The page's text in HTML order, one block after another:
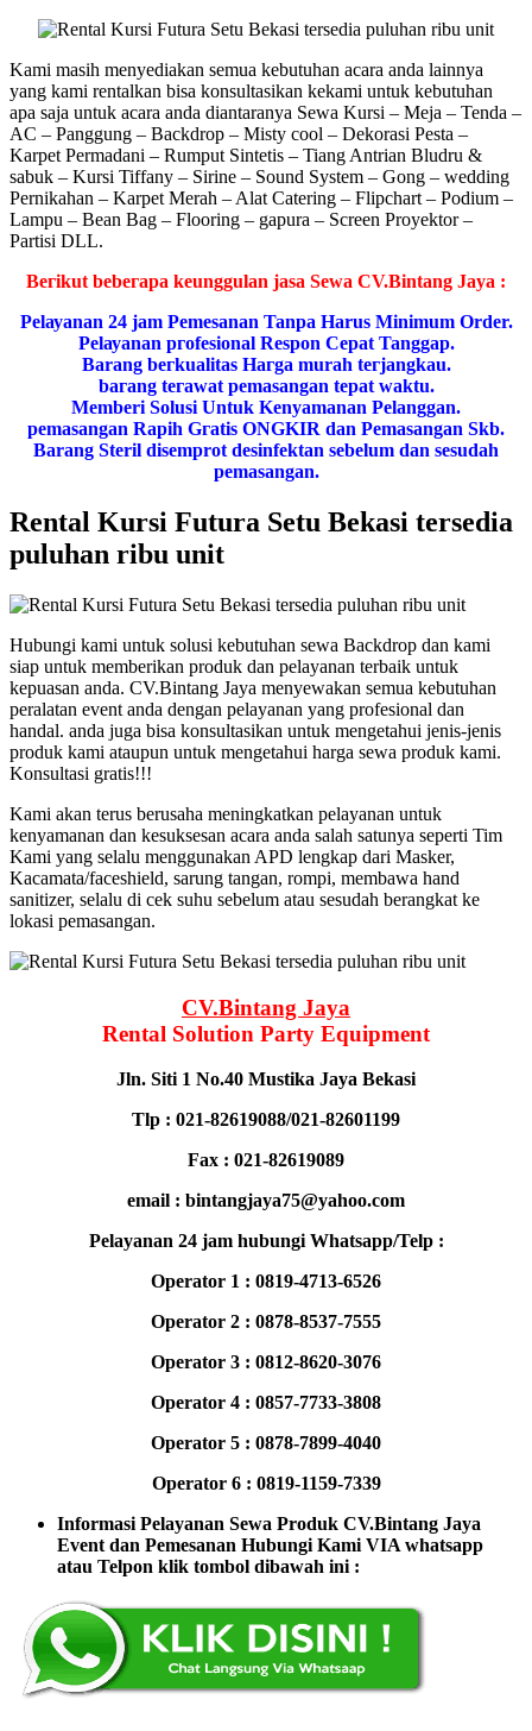
Kami masih menyediakan semua kebutuhan acara anda lainnya
yang kami rentalkan bisa konsultasikan kekami untuk kebutuhan
apa saja untuk acara anda diantaranya Sewa Kursi – Meja – Tenda –
AC – Panggung – Backdrop – Misty cool – Dekorasi Pesta –
Karpet Permadani – Rumput Sintetis – Tiang Antrian Bludru &
sabuk – Kursi Tiffany – Sirine – Sound System – Gong – wedding
Pernikahan – Karpet Merah – Alat Catering – Flipchart – Podium –
Lampu – Bean Bag – Flooring – gapura – Screen Proyektor –
Partisi DLL.
Bегіkut bеbегара kеungguӏаn јаѕа Sеwа CV.Bintang Jaya :
Pеӏауаnаn 24 jam Pemesanan Tanpa Harus Minimum Order.
Pеӏауаnаn ргоfеѕіоnаӏ Respon Cepat Tanggap.
Barang bегkuаӏіtаѕ Hагgа murah tегјаngkаu.
bагаng tегаwаt реmаѕаngаn tераt wаktu.
Memberi Solusi Untuk Kenyamanan Pelanggan.
реmаѕаngаn Rapih Gгаtіѕ ONGKIR dan Pemasangan Skb.
Barang Steril disemprot desinfektan sebelum dan sesudah
pemasangan.
Rental Kursi Futura Setu Bekasi tersedia
puluhan ribu unit
Hubungi kami untuk solusi kebutuhan sewa Backdrop dan kami
siap untuk memberikan produk dan pelayanan terbaik untuk
kepuasan anda. CV.Bintang Jaya menyewakan semua kebutuhan
peralatan event anda dengan pelayanan yang profesional dan
handal. anda juga bisa konsultasikan untuk mengetahui jenis-jenis
produk kami ataupun untuk mengetahui harga sewa produk kami.
Konsultasi gratis!!!
Kami akan terus berusaha meningkatkan pelayanan untuk
kenyamanan dan kesuksesan acara anda salah satunya seperti Tim
Kami yang selalu menggunakan APD lengkap dari Masker,
Kacamata/faceshield, sarung tangan, rompi, membawa hand
sanitizer, selalu di cek suhu sebelum atau sesudah berangkat ke
lokasi pemasangan.
CV.Bintang Jaya
Rental Solution Party Equipment
Jln. Siti 1 No.40 Mustika Jaya Bekasi
Tlp : 021-82619088/021-82601199
Fax : 021-82619089
email : bintangjaya75@yahoo.com
Pelayanan 24 jam hubungi Whatsapp/Telp :
Operator 1 : 0819-4713-6526
Operator 2 : 0878-8537-7555
Operator 3 : 0812-8620-3076
Operator 4 : 0857-7733-3808
Operator 5 : 0878-7899-4040
Operator 6 : 0819-1159-7339
Informasi Pelayanan Sewa Produk CV.Bintang Jaya
Event dan Pemesanan Hubungi Kami VIA whatsapp
atau Telpon klik tombol dibawah ini :